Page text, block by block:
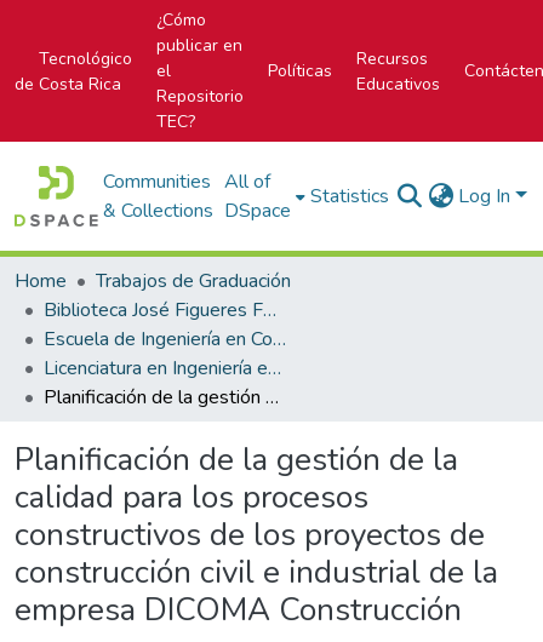
Tecnológico
de Costa Rica
¿Cómo
publicar en
el
Repositorio
TEC?
Políticas
Recursos
Educativos
Communities
& Collections
All of
DSpace
Statistics Log In
Home
Trabajos de Graduación
Biblioteca José Figueres Ferrer
Escuela de Ingeniería en Construcción
Licenciatura en Ingeniería en Construcción
Planificación de la gestión de la calidad para los procesos constructivos de los proyectos de construcción civil e industrial de la empresa DICOMA Construcción
Planificación de la gestión de la
calidad para los procesos
constructivos de los proyectos de
construcción civil e industrial de la
empresa DICOMA Construcción